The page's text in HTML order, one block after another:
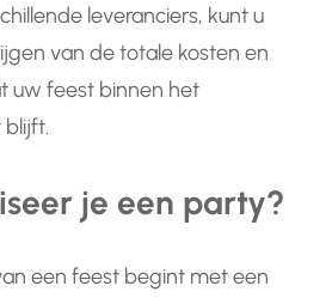
leveranciers, kunt u
van de totale kosten en
uw feest binnen het
je een party?
een feest begint met een